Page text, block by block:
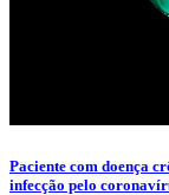
Paciente com doença
infecção pelo